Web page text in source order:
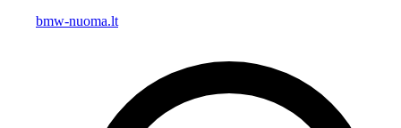
bmw-nuoma.lt